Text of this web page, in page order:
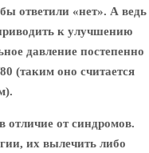
ответили «нет». А ведь
к улучшению
давление постепенно
(таким оно считается
отличие от синдромов.
их вылечить либо